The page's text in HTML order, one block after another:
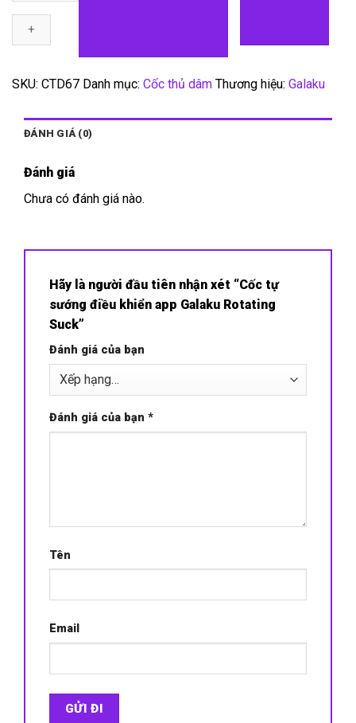
sướng
điều
Galaku
Suck
SKU: CTD67 Danh mục: Cốc thủ dâm Thương hiệu: Galaku
ĐÁNH GIÁ (0)
Đánh giá
Chưa có đánh giá nào.
Hãy là người đầu tiên nhận xét “Cốc tự
sướng điều khiển app Galaku Rotating
Suck”
Đánh giá của bạn
Đánh giá của bạn *
Tên
Email